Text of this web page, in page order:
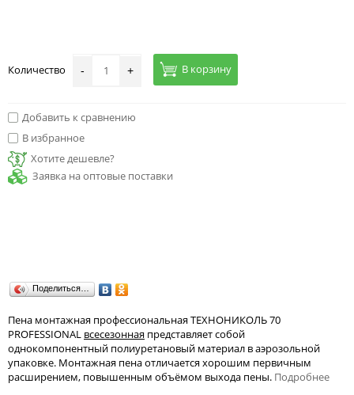
Количество - + В корзину
Добавить к сравнению
В избранное
Хотите дешевле?
Заявка на оптовые поставки
Поделиться…
Пена монтажная профессиональная ТЕХНОНИКОЛЬ 70
PROFESSIONAL всесезонная представляет собой
однокомпонентный полиуретановый материал в аэрозольной
упаковке. Монтажная пена отличается хорошим первичным
расширением, повышенным объёмом выхода пены. Подробнее